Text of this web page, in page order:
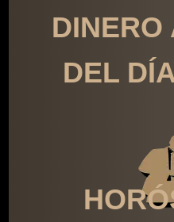
DINERO
DEL